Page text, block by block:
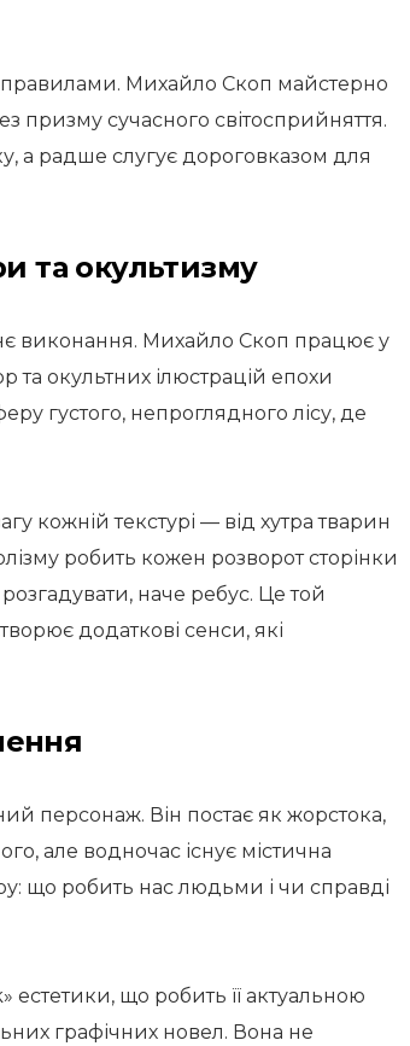
правилами. Михайло Скоп майстерно
призму сучасного світосприйняття.
а радше слугує дороговказом для
та окультизму
виконання. Михайло Скоп працює у
та окультних ілюстрацій епохи
густого, непроглядного лісу, де
кожній текстурі — від хутра тварин
робить кожен розворот сторінки
наче ребус. Це той
додаткові сенси, які
персонаж. Він постає як жорстока,
але водночас існує містична
що робить нас людьми і чи справді
естетики, що робить її актуальною
графічних новел. Вона не